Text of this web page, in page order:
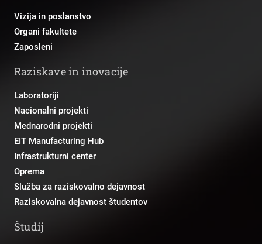
Vizija in poslanstvo
Organi fakultete
Zaposleni
Raziskave in inovacije
Laboratoriji
Nacionalni projekti
Mednarodni projekti
EIT Manufacturing Hub
Infrastrukturni center
Oprema
Služba za raziskovalno dejavnost
Raziskovalna dejavnost študentov
Študij